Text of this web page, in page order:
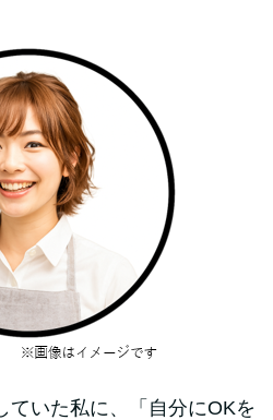
ていた私に、「自分にOKを